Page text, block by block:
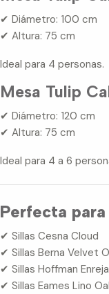
✔ Diámetro: 100 cm
✔ Altura: 75 cm
Ideal para 4 personas.
Mesa Tulip
✔ Diámetro: 120 cm
✔ Altura: 75 cm
Ideal para 4 a 6
Perfecta
✔ Sillas Cesna Cloud
✔ Sillas Berna Velvet
✔ Sillas Hoffman
✔ Sillas Eames Lino